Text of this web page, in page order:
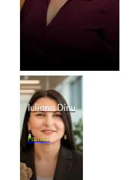
Iuliana Dinu
Partner